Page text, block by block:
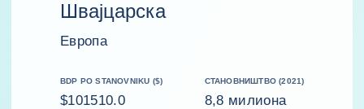
Швајцарска
Европа
BDP PO STANOVNIKU ($)
$101510.0
СТАНОВНИШТВО (2021)
8,8 милиона